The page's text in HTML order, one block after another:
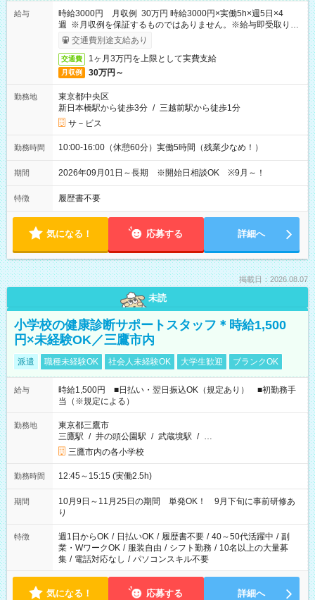
給与
時給3000円 月収例 30万円 時給3000円×実働5h×週5日×4
週 ※月収例を保証するものではありません。※給与即受取りサ
ービス利用可（利用条件有）
交通費別途支給あり
交通費 1ヶ月3万円を上限として実費支給
月収例 30万円～
勤務地
東京都中央区
新日本橋駅から徒歩3分 / 三越前駅から徒歩1分
サ－ビス
勤務時間 10:00-16:00（休憩60分）実働5時間（残業少なめ！）
期間 2026年09月01日～長期 ※開始日相談OK ※9月～！
特徴 履歴書不要
気になる！ 応募する 詳細へ
掲載日：2026.08.07
未読
小学校の健康診断サポートスタッフ＊時給1,500
円×未経験OK／三鷹市内
派遣 職種未経験OK 社会人未経験OK 大学生歓迎 ブランクOK
給与
時給1,500円 ■日払い・翌日振込OK（規定あり） ■初勤務手
当（※規定による）
勤務地
東京都三鷹市
三鷹駅 / 井の頭公園駅 / 武蔵境駅 / …
三鷹市内の各小学校
勤務時間 12:45～15:15 (実働2.5h)
期間
10月9日～11月25日の期間 単発OK！ 9月下旬に事前研修あ
り
特徴 週1日からOK / 日払いOK / 履歴書不要 / 40～50代活躍中 / 副
業・WワークOK / 服装自由 / シフト勤務 / 10名以上の大量募
集 / 電話対応なし / パソコンスキル不要
気になる！ 応募する 詳細へ